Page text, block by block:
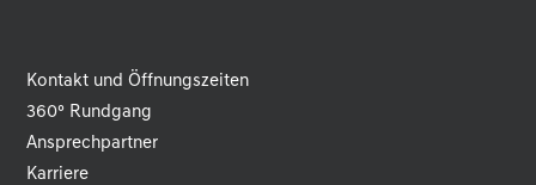
Kontakt und Öffnungszeiten
360° Rundgang
Ansprechpartner
Karriere